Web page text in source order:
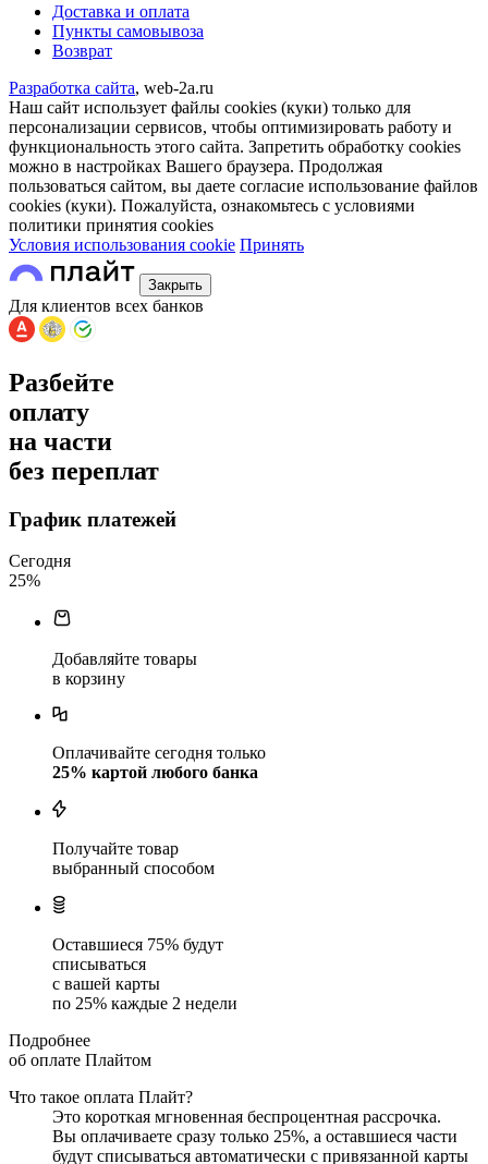
Доставка и оплата
Пункты самовывоза
Возврат
Разработка сайта, web-2a.ru
Наш сайт использует файлы cookies (куки) только для
персонализации сервисов, чтобы оптимизировать работу и
функциональность этого сайта. Запретить обработку cookies
можно в настройках Вашего браузера. Продолжая
пользоваться сайтом, вы даете согласие использование файлов
cookies (куки). Пожалуйста, ознакомьтесь с условиями
политики принятия сookies
Условия использования cookie Принять
Закрыть
Для клиентов всех банков
Разбейте
оплату
на части
без переплат
График платежей
Сегодня
25%
Добавляйте товары
в корзину
Оплачивайте сегодня только
25% картой любого банка
Получайте товар
выбранный способом
Оставшиеся 75% будут
списываться
с вашей карты
по 25% каждые 2 недели
Подробнее
об оплате Плайтом
Что такое оплата Плайт?
Это короткая мгновенная беспроцентная рассрочка.
Вы оплачиваете сразу только 25%, а оставшиеся части
будут списываться автоматически с привязанной карты